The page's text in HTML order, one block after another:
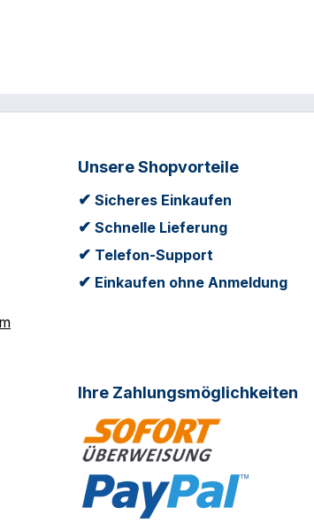
Unsere Shopvorteile
✔ Sicheres Einkaufen
✔ Schnelle Lieferung
✔ Telefon-Support
✔ Einkaufen ohne Anmeldung
Ihre Zahlungsmöglichkeiten